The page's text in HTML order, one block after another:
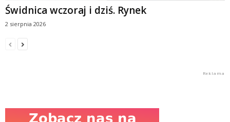
Świdnica wczoraj i dziś. Rynek
2 sierpnia 2026